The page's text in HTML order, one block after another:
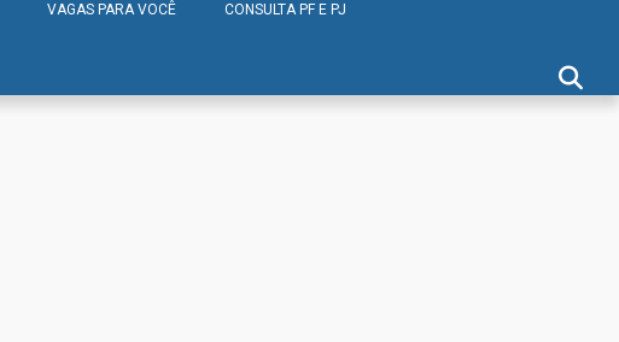
VAGAS PARA VOCÊ CONSULTA PF E PJ